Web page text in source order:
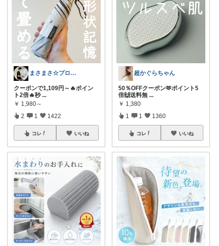
まさまさ☆プロフも見てね✨
クーポンで1,109円～🔥ポイン
ト2倍🔥秒 ...
￥ 1,980～
2 1 1422
コレ いいね
超かぐらちゃん
50％OFFクーポン🫶ポイント5
倍🙌送料無 ...
￥ 1,380
1 1 1360
コレ いいね